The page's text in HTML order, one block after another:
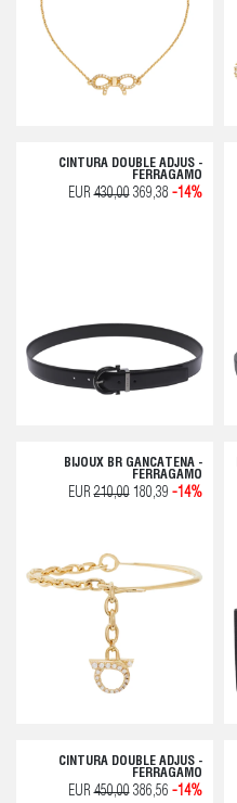
CINTURA DOUBLE ADJUS -
FERRAGAMO
EUR430,00369,38 -14%
BIJOUX BR GANCATENA -
FERRAGAMO
EUR210,00180,39 -14%
CINTURA DOUBLE ADJUS -
FERRAGAMO
EUR450,00386,56 -14%